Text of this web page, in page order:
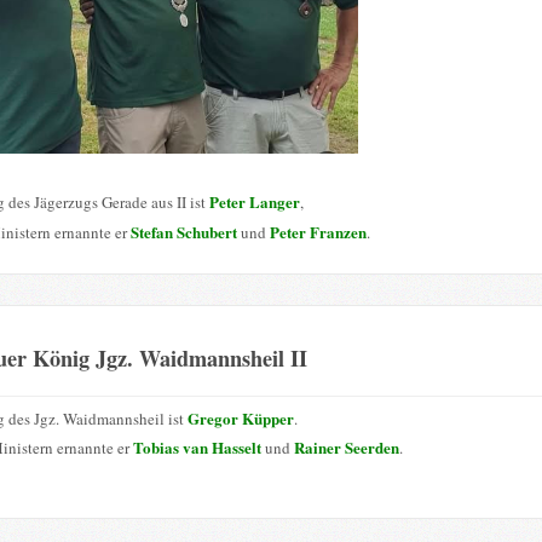
Jägerzugs Gerade aus II istPeter Langer,
ernannte erStefan Schubertund Peter Franzen.
König Jgz. Waidmannsheil II
des Jgz. Waidmannsheil istGregor Küpper.
ernannte erTobias van Hasseltund Rainer Seerden.